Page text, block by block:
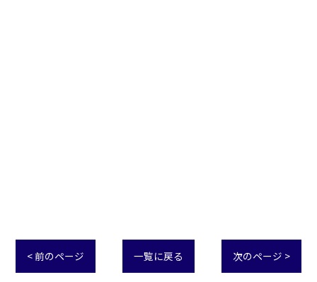
< 前のページ 一覧に戻る 次のページ >